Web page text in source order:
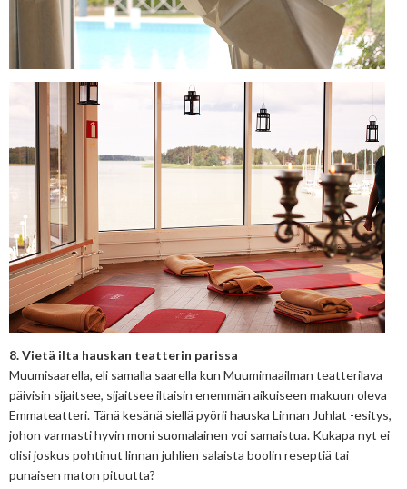
8. Vietä ilta hauskan teatterin parissa
Muumisaarella, eli samalla saarella kun Muumimaailman teatterilava
päivisin sijaitsee, sijaitsee iltaisin enemmän aikuiseen makuun oleva
Emmateatteri. Tänä kesänä siellä pyörii hauska Linnan Juhlat -esitys,
johon varmasti hyvin moni suomalainen voi samaistua. Kukapa nyt ei
olisi joskus pohtinut linnan juhlien salaista boolin reseptiä tai
punaisen maton pituutta?